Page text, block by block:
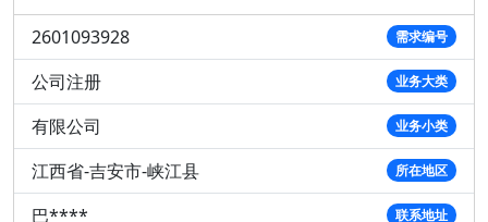
2601093928 需求编号
公司注册 业务大类
有限公司 业务小类
江西省-吉安市-峡江县 所在地区
巴**** 联系地址